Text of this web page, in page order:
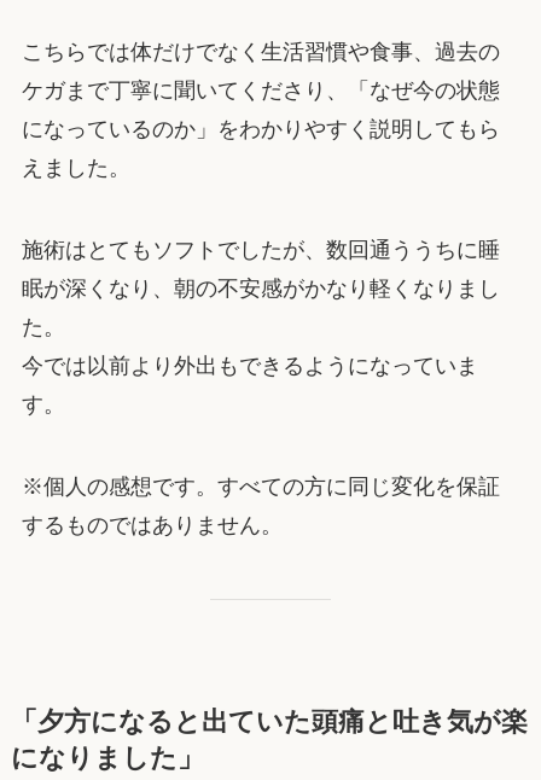
こちらでは体だけでなく生活習慣や食事、過去の
ケガまで丁寧に聞いてくださり、「なぜ今の状態
になっているのか」をわかりやすく説明してもら
えました。
施術はとてもソフトでしたが、数回通ううちに睡
眠が深くなり、朝の不安感がかなり軽くなりまし
た。
今では以前より外出もできるようになっていま
す。
※個人の感想です。すべての方に同じ変化を保証
するものではありません。
「夕方になると出ていた頭痛と吐き気が楽
になりました」